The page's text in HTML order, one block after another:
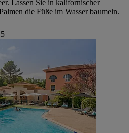
Lassen Sie in kalifornischer
die Füße im Wasser baumeln.